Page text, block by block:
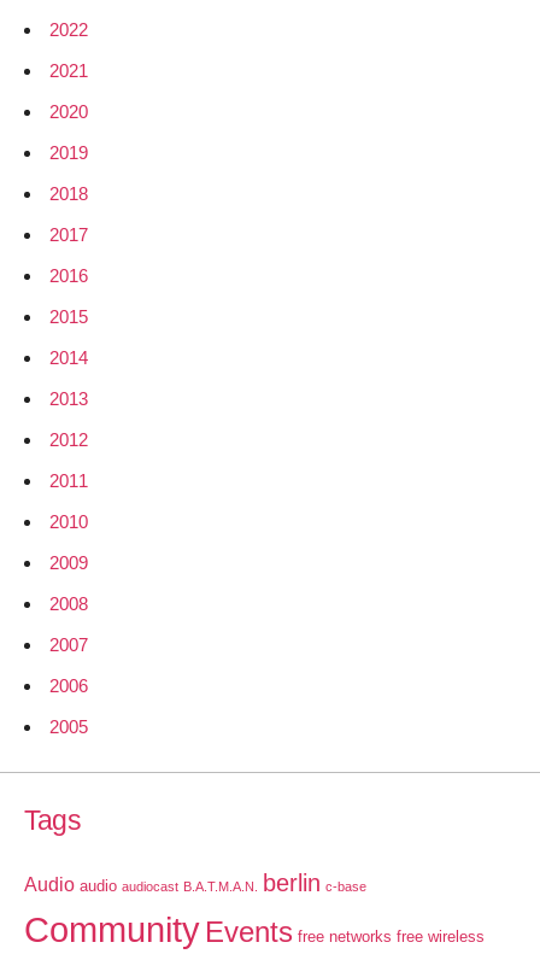
2022
2021
2020
2019
2018
2017
2016
2015
2014
2013
2012
2011
2010
2009
2008
2007
2006
2005
Tags
Audio audio audiocast B.A.T.M.A.N. berlin c-base
Community Events free networks free wireless